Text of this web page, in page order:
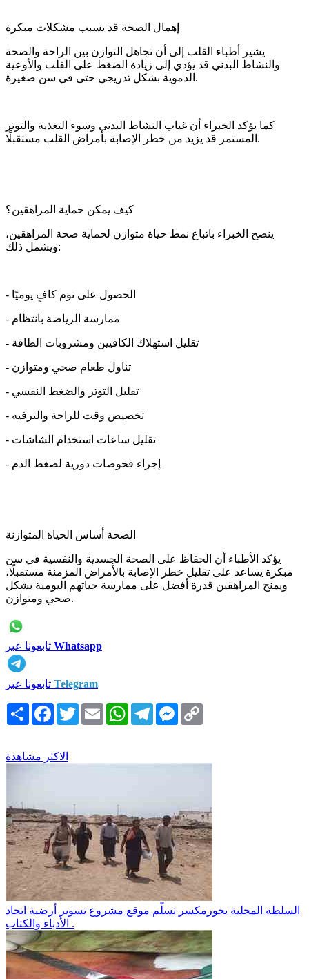
إهمال الصحة قد يسبب مشكلات مبكرة
يشير أطباء القلب إلى أن تجاهل التوازن بين الراحة والصحة
والنشاط البدني قد يؤدي إلى زيادة الضغط على القلب والأوعية
الدموية بشكل تدريجي حتى في سن صغيرة.
كما يؤكد الخبراء أن غياب النشاط البدني وسوء التغذية والتوتر
المستمر قد يزيد من خطر الإصابة بأمراض القلب مستقبلًا.
كيف يمكن حماية المراهقين؟
ينصح الخبراء باتباع نمط حياة متوازن لحماية صحة المراهقين،
ويشمل ذلك:
- الحصول على نوم كافٍ يوميًا
- ممارسة الرياضة بانتظام
- تقليل استهلاك الكافيين ومشروبات الطاقة
- تناول طعام صحي ومتوازن
- تقليل التوتر والضغط النفسي
- تخصيص وقت للراحة والترفيه
- تقليل ساعات استخدام الشاشات
- إجراء فحوصات دورية لضغط الدم
الصحة أساس الحياة المتوازنة
يؤكد الأطباء أن الحفاظ على الصحة الجسدية والنفسية في سن
مبكرة يساعد على تقليل خطر الإصابة بالأمراض المزمنة مستقبلًا،
ويمنح المراهقين قدرة أفضل على ممارسة حياتهم اليومية بشكل
صحي ومتوازن.
Whatsapp
Telegram
انشر Facebook
TwitterEmail WhatsAppTelegramMessenger
الاكثر مشاهدة
السلطة المحلية بخورمكسر تسلّم موقع مشروع تسوير أرضية اتحاد
الأدباء والكتاب .